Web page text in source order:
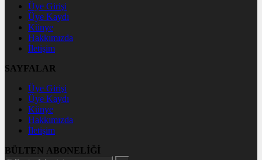
Üye Girişi
Üye Kaydı
Künye
Hakkımızda
İletişim
SAYFALAR
Üye Girişi
Üye Kaydı
Künye
Hakkımızda
İletişim
BÜLTEN ABONELİĞİ